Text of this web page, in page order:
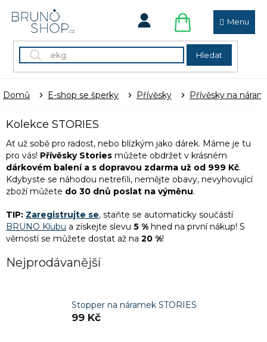
Hledat
NÁKUPNÍ
KOŠÍK
Domů E-shop se šperky Přívěsky Přívěsky na
Kolekce STORIES
Ať už sobě pro radost, nebo blízkým jako dárek. Máme je tu
pro vás! Přívěsky Stories můžete obdržet v krásném
dárkovém balení a s dopravou zdarma už od 999 Kč.
Kdybyste se náhodou netrefili, nemějte obavy, nevyhovující
zboží můžete do 30 dnů poslat na výměnu.
TIP: Zaregistrujte se, staňte se automaticky součástí
BRUNO Klubu a získejte slevu 5 % hned na první nákup! S
věrností se můžete dostat až na 20 %!
Nejprodávanější
Stopper na náramek STORIES
99 Kč